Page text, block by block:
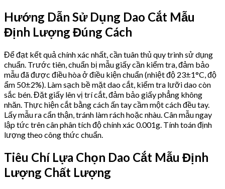
Hướng Dẫn Sử Dụng Dao Cắt Mẫu
Định Lượng Đúng Cách
Để đạt kết quả chính xác nhất, cần tuân thủ quy trình sử dụng
chuẩn. Trước tiên, chuẩn bị mẫu giấy cần kiểm tra, đảm bảo
mẫu đã được điều hòa ở điều kiện chuẩn (nhiệt độ 23±1°C, độ
ẩm 50±2%). Làm sạch bề mặt dao cắt, kiểm tra lưỡi dao còn
sắc bén. Đặt giấy lên vị trí cắt, đảm bảo giấy phẳng không
nhăn. Thực hiện cắt bằng cách ấn tay cầm một cách đều tay.
Lấy mẫu ra cẩn thận, tránh làm rách hoặc nhàu. Cân mẫu ngay
lập tức trên cân phân tích độ chính xác 0.001g. Tính toán định
lượng theo công thức chuẩn.
Tiêu Chí Lựa Chọn Dao Cắt Mẫu Định
Lượng Chất Lượng